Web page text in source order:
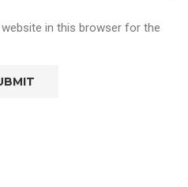
in this browser for the